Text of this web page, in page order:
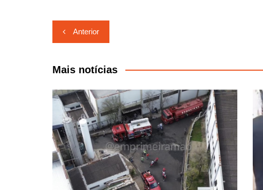
Navegação
de
Post
Anterior
Mais notícias